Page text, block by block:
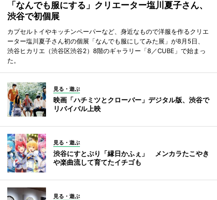
「なんでも服にする」クリエーター塩川夏子さん、
渋谷で初個展
カプセルトイやキッチンペーパーなど、身近なもので洋服を作るクリエ
ーター塩川夏子さん初の個展「なんでも服にしてみた展」が8月5日、
渋谷ヒカリエ（渋谷区渋谷2）8階のギャラリー「8／CUBE」で始まっ
た。
見る・遊ぶ
映画「ハチミツとクローバー」デジタル版、渋谷で
リバイバル上映
見る・遊ぶ
渋谷にすとぷり「縁日かふぇ」 メンカラたこやき
や楽曲流して育てたイチゴも
見る・遊ぶ